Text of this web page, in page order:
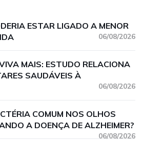
ESTAR LIGADO A MENOR
06/08/2026
MAIS: ESTUDO RELACIONA
SAUDÁVEIS À
06/08/2026
COMUM NOS OLHOS
A DOENÇA DE ALZHEIMER?
06/08/2026